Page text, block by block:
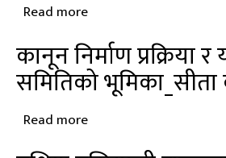
भूमिका_नारायणप्रसाद
ढकाल
Read moreabout
निर्माणमा
लग्रोलिङ्गको
अवधारणा
र
अभ्यास_लक्ष्मण
कानून निर्माण प्रक्रिया
समितिको
Read moreabout